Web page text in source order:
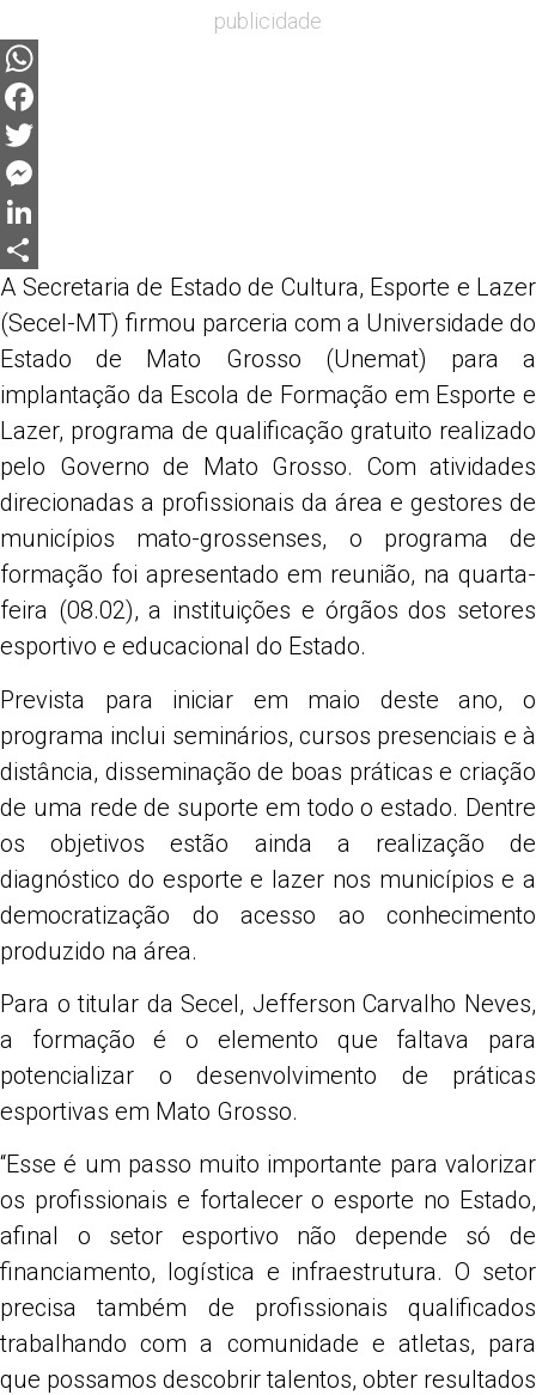
publicidade
WhatsApp
Facebook
Twitter
Messenger
LinkedIn
Share
A Secretaria de Estado de Cultura, Esporte e Lazer
(Secel-MT) firmou parceria com a Universidade do
Estado de Mato Grosso (Unemat) para a
implantação da Escola de Formação em Esporte e
Lazer, programa de qualificação gratuito realizado
pelo Governo de Mato Grosso. Com atividades
direcionadas a profissionais da área e gestores de
municípios mato-grossenses, o programa de
formação foi apresentado em reunião, na quarta-
feira (08.02), a instituições e órgãos dos setores
esportivo e educacional do Estado.
Prevista para iniciar em maio deste ano, o
programa inclui seminários, cursos presenciais e à
distância, disseminação de boas práticas e criação
de uma rede de suporte em todo o estado. Dentre
os objetivos estão ainda a realização de
diagnóstico do esporte e lazer nos municípios e a
democratização do acesso ao conhecimento
produzido na área.
Para o titular da Secel, Jefferson Carvalho Neves,
a formação é o elemento que faltava para
potencializar o desenvolvimento de práticas
esportivas em Mato Grosso.
“Esse é um passo muito importante para valorizar
os profissionais e fortalecer o esporte no Estado,
afinal o setor esportivo não depende só de
financiamento, logística e infraestrutura. O setor
precisa também de profissionais qualificados
trabalhando com a comunidade e atletas, para
que possamos descobrir talentos, obter resultados